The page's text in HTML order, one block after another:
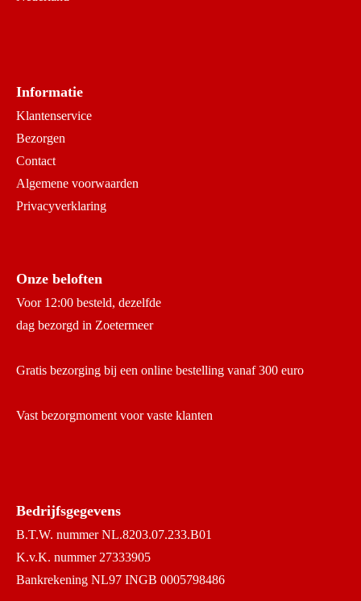
Informatie
Klantenservice
Bezorgen
Contact
Algemene voorwaarden
Privacyverklaring
Onze beloften
Voor 12:00 besteld, dezelfde
dag bezorgd in Zoetermeer
Gratis bezorging bij een online bestelling vanaf 300 euro
Vast bezorgmoment voor vaste klanten
Bedrijfsgegevens
B.T.W. nummer NL.8203.07.233.B01
K.v.K. nummer 27333905
Bankrekening NL97 INGB 0005798486